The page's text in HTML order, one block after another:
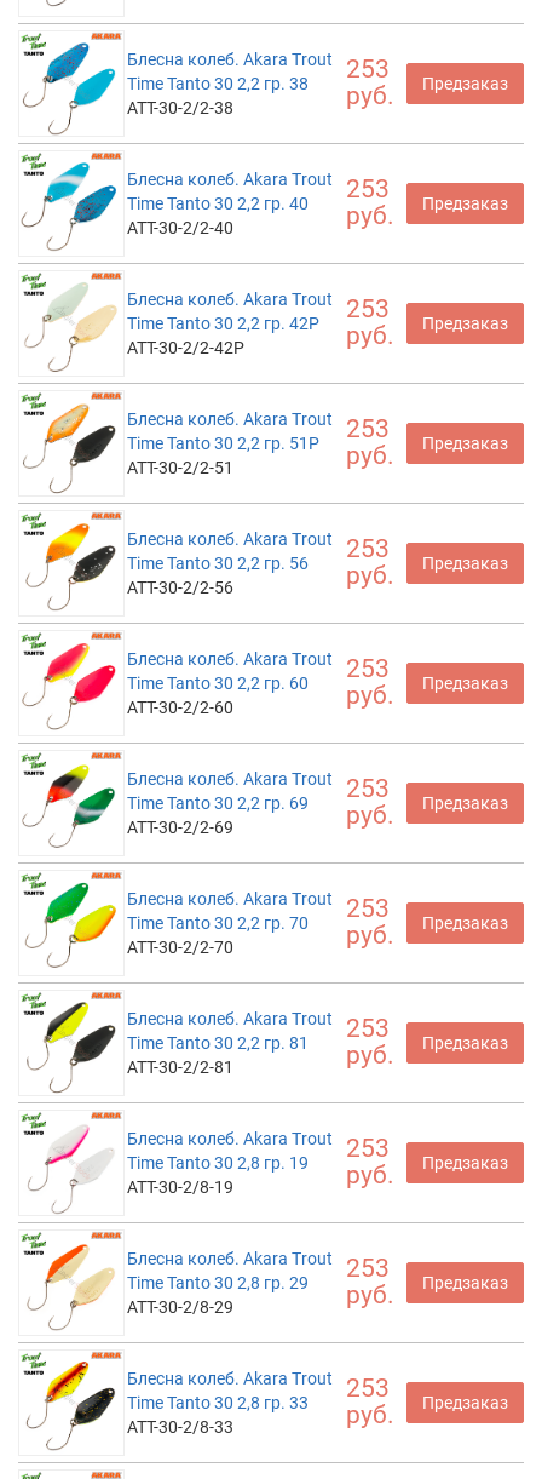
Блесна колеб. Akara Trout
Time Tanto 30 2,2 гр. 38
ATT-30-2/2-38
253
руб.
Предзаказ
Блесна колеб. Akara Trout
Time Tanto 30 2,2 гр. 40
ATT-30-2/2-40
253
руб.
Предзаказ
Блесна колеб. Akara Trout
Time Tanto 30 2,2 гр. 42P
ATT-30-2/2-42P
253
руб.
Предзаказ
Блесна колеб. Akara Trout
Time Tanto 30 2,2 гр. 51P
ATT-30-2/2-51
253
руб.
Предзаказ
Блесна колеб. Akara Trout
Time Tanto 30 2,2 гр. 56
ATT-30-2/2-56
253
руб.
Предзаказ
Блесна колеб. Akara Trout
Time Tanto 30 2,2 гр. 60
ATT-30-2/2-60
253
руб.
Предзаказ
Блесна колеб. Akara Trout
Time Tanto 30 2,2 гр. 69
ATT-30-2/2-69
253
руб.
Предзаказ
Блесна колеб. Akara Trout
Time Tanto 30 2,2 гр. 70
ATT-30-2/2-70
253
руб.
Предзаказ
Блесна колеб. Akara Trout
Time Tanto 30 2,2 гр. 81
ATT-30-2/2-81
253
руб.
Предзаказ
Блесна колеб. Akara Trout
Time Tanto 30 2,8 гр. 19
ATT-30-2/8-19
253
руб.
Предзаказ
Блесна колеб. Akara Trout
Time Tanto 30 2,8 гр. 29
ATT-30-2/8-29
253
руб.
Предзаказ
Блесна колеб. Akara Trout
Time Tanto 30 2,8 гр. 33
ATT-30-2/8-33
253
руб.
Предзаказ